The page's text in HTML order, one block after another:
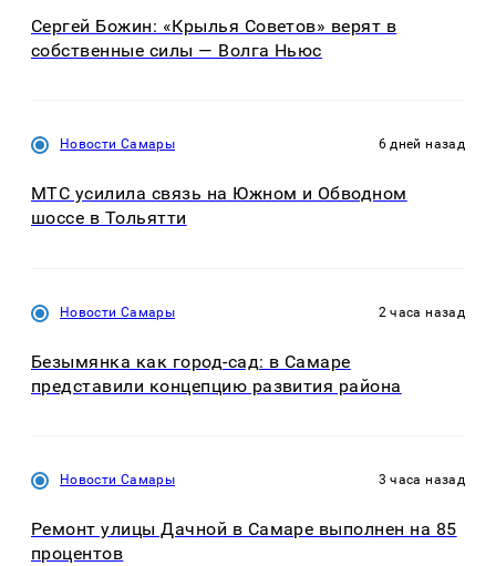
Сергей Божин: «Крылья Советов» верят в
собственные силы — Волга Ньюс
Новости Самары 6 дней назад
МТС усилила связь на Южном и Обводном
шоссе в Тольятти
Новости Самары 2 часа назад
Безымянка как город-сад: в Самаре
представили концепцию развития района
Новости Самары 3 часа назад
Ремонт улицы Дачной в Самаре выполнен на 85
процентов